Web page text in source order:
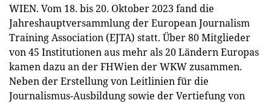
WIEN. Vom 18. bis 20. Oktober 2023 fand die
Jahreshauptversammlung der European Journalism
Training Association (EJTA) statt. Über 80 Mitglieder
von 45 Institutionen aus mehr als 20 Ländern Europas
kamen dazu an der FHWien der WKW zusammen.
Neben der Erstellung von Leitlinien für die
Journalismus-Ausbildung sowie der Vertiefung von